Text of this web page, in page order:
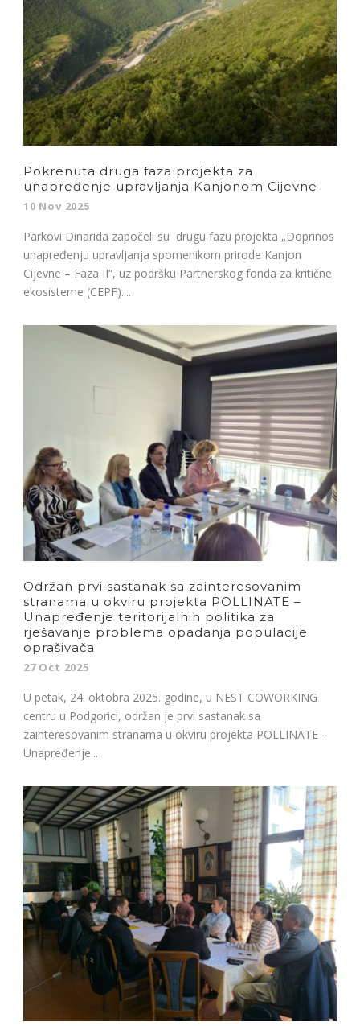
Pokrenuta druga faza projekta za
unapređenje upravljanja Kanjonom Cijevne
10 Nov 2025
Parkovi Dinarida započeli su drugu fazu projekta „Doprinos
unapređenju upravljanja spomenikom prirode Kanjon
Cijevne – Faza II“, uz podršku Partnerskog fonda za kritične
ekosisteme (CEPF)....
Održan prvi sastanak sa zainteresovanim
stranama u okviru projekta POLLINATE –
Unapređenje teritorijalnih politika za
rješavanje problema opadanja populacije
oprašivača
27 Oct 2025
U petak, 24. oktobra 2025. godine, u NEST COWORKING
centru u Podgorici, održan je prvi sastanak sa
zainteresovanim stranama u okviru projekta POLLINATE –
Unapređenje...